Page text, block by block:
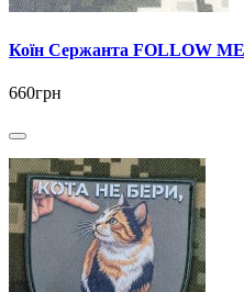
Коїн Сержанта FOLLOW
660грн